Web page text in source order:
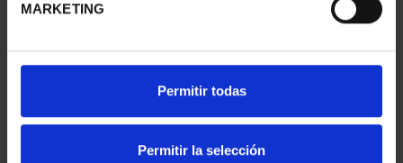
MARKETING
Permitir todas
Permitir la selección
PROVINCIA 3
PROVINCIA 4